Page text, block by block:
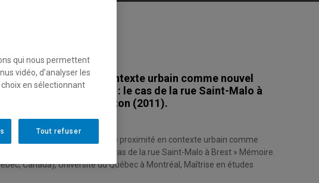
2011
de proximité en contexte urbain comme nouvel
collective : le cas de la rue Saint-Malo à
de Marie-Ève Breton (2011).
Ève (2011). « Le patrimoine de proximité en contexte urbain comme
d’identification collective : le cas de la rue Saint-Malo à Brest » Mémoire.
Canada), Université du Québec à Montréal, Maîtrise en études
qui nous permettent
vidéo, d’analyser les
en sélectionnant
Tout refuser